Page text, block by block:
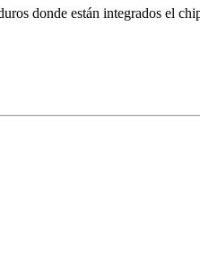
donde están integrados el